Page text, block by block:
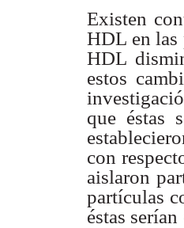
Existen
HDL en las
HDL
estos
que éstas
con
aislaron
partículas
éstas serían